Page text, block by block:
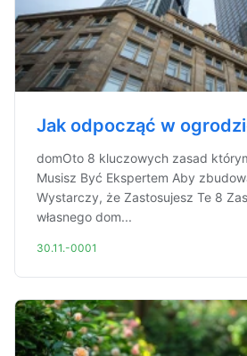
Jak odpocząć w
domOto 8 kluczowych zasad
Musisz Być Ekspertem Aby
Wystarczy, że Zastosujesz Te 8
własnego dom...
30.11.-0001